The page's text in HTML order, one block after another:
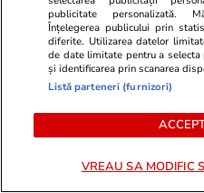
Tehnologie
Procesoarele noi și
memorie: factorii care
18 Pro Max spre un
publicitate personalizată.
Înțelegerea publicului prin
diferite. Utilizarea datelor
de date limitate pentru a
și identificarea prin scanarea
Listă parteneri (furnizori)
VREAU SA MODIFIC